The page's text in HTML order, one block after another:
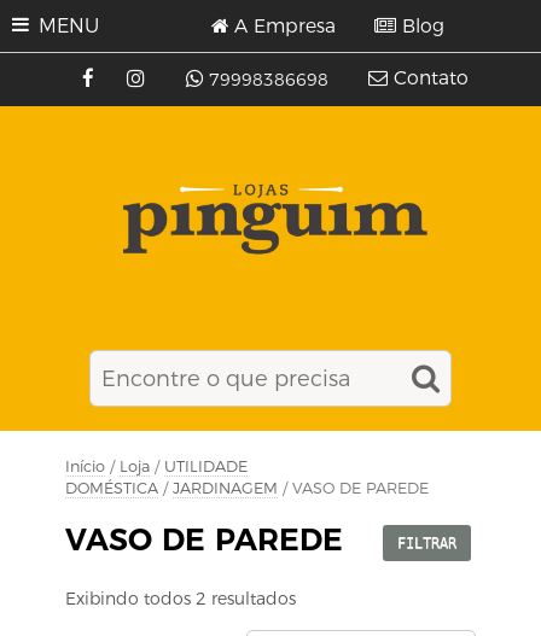
MENU
79998386698
A Empresa Blog
Contato
Início / Loja / UTILIDADE
DOMÉSTICA / JARDINAGEM / VASO DE PAREDE
VASO DE PAREDE FILTRAR
Exibindo todos 2 resultados